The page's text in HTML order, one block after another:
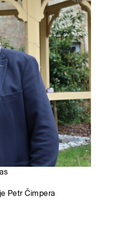
Petr Čimpera